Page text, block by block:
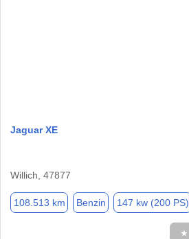
Jaguar XE
Willich, 47877
108.513 km Benzin 147 kw (200 PS)
★